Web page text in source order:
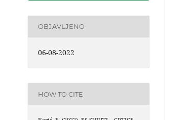
OBJAVLJENO
06-08-2022
HOW TO CITE